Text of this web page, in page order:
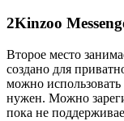
2Kinzoo
Второе место
создано для
можно
нужен. Можно
пока не